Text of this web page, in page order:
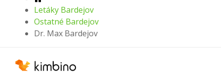
Letáky Bardejov
Ostatné Bardejov
Dr. Max Bardejov